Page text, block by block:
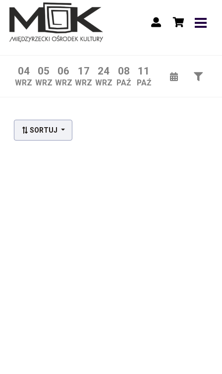
04
WRZ
05
WRZ
06
WRZ
17
WRZ
24
WRZ
08
PAŹ
11
PAŹ
SORTUJ